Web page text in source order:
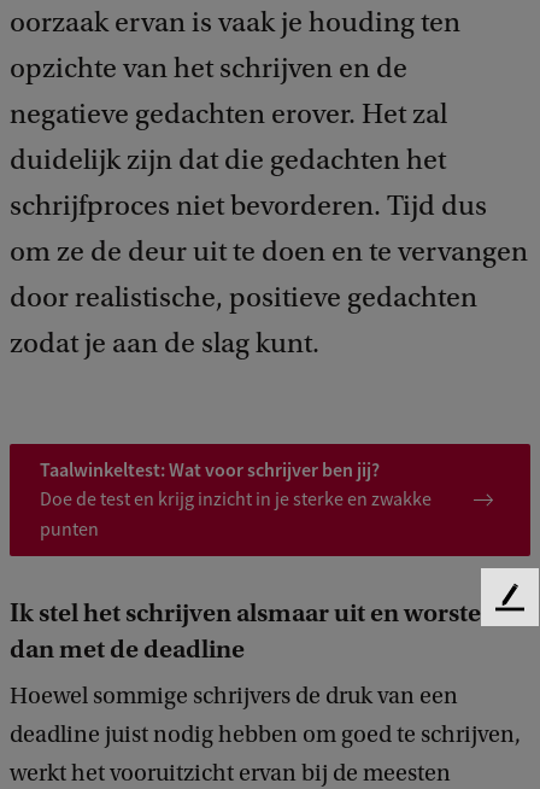
oorzaak ervan is vaak je houding ten
opzichte van het schrijven en de
negatieve gedachten erover. Het zal
duidelijk zijn dat die gedachten het
schrijfproces niet bevorderen. Tijd dus
om ze de deur uit te doen en te vervangen
door realistische, positieve gedachten
zodat je aan de slag kunt.
Taalwinkeltest: Wat voor schrijver ben jij?
Doe de test en krijg inzicht in je sterke en zwakke
punten
Ik stel het schrijven alsmaar uit en worstel
dan met de deadline
Hoewel sommige schrijvers de druk van een
deadline juist nodig hebben om goed te schrijven,
werkt het vooruitzicht ervan bij de meesten
F
a